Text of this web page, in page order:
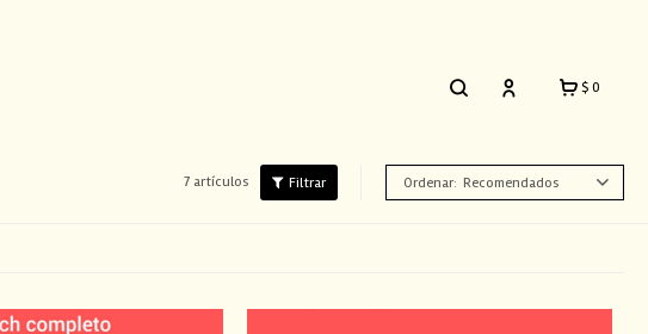
$ 0
7 artículos Recomendados